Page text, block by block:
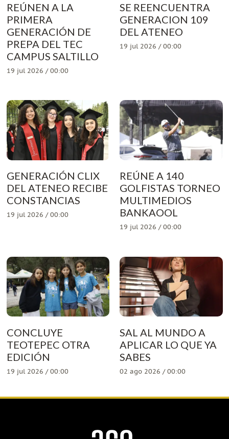
REÚNEN A LA
PRIMERA
GENERACIÓN DE
PREPA DEL TEC
CAMPUS SALTILLO
19 jul 2026 / 00:00
SE REENCUENTRA
GENERACION 109
DEL ATENEO
19 jul 2026 / 00:00
GENERACIÓN CLIX
DEL ATENEO RECIBE
CONSTANCIAS
19 jul 2026 / 00:00
REÚNE A 140
GOLFISTAS TORNEO
MULTIMEDIOS
BANKAOOL
19 jul 2026 / 00:00
CONCLUYE
TEOTEPEC OTRA
EDICIÓN
19 jul 2026 / 00:00
SAL AL MUNDO A
APLICAR LO QUE YA
SABES
02 ago 2026 / 00:00